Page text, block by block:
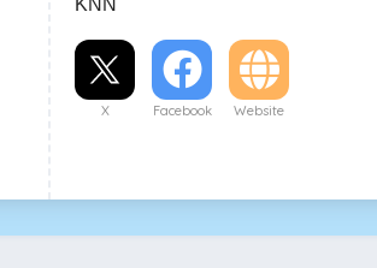
X Facebook Website